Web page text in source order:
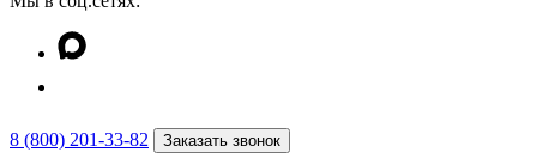
8 (800) 201-33-82 Заказать звонок